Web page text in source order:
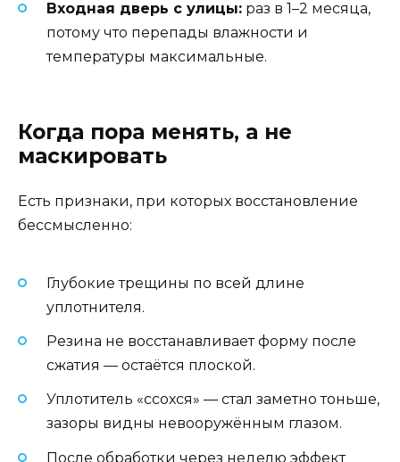
Входная дверь с улицы: раз в 1–2 месяца,
потому что перепады влажности и
температуры максимальные.
Когда пора менять, а не
маскировать
Есть признаки, при которых восстановление
бессмысленно:
Глубокие трещины по всей длине
уплотнителя.
Резина не восстанавливает форму после
сжатия — остаётся плоской.
Уплотитель «ссохся» — стал заметно тоньше,
зазоры видны невооружённым глазом.
После обработки через неделю эффект